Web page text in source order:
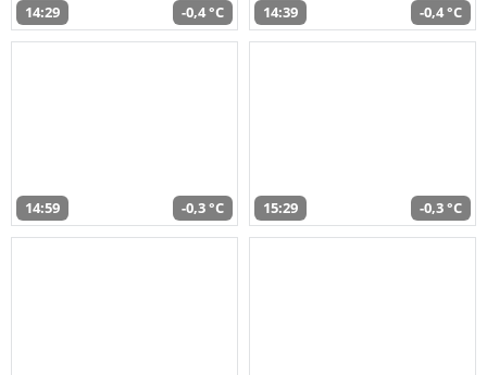
14:29 -0,4 °C 14:39 -0,4 °C
14:59 -0,3 °C 15:29 -0,3 °C